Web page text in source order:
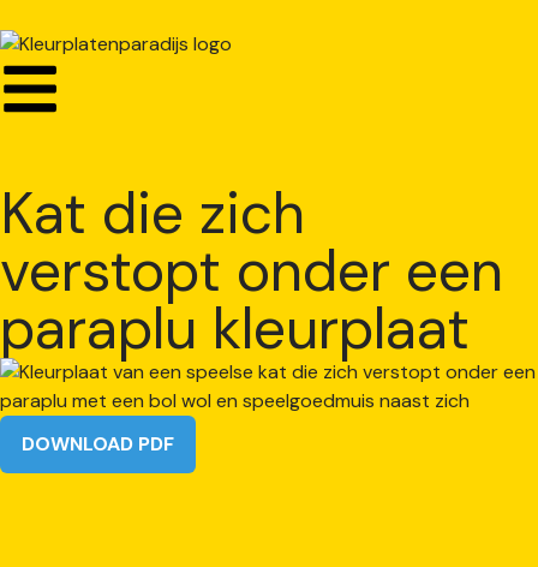
Kat die zich
verstopt onder een
paraplu kleurplaat
DOWNLOAD PDF